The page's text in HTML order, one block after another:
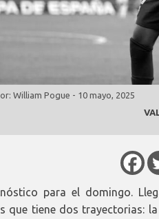
William Pogue - 10 mayo, 2025
para el domingo.
que tiene dos trayectorias: